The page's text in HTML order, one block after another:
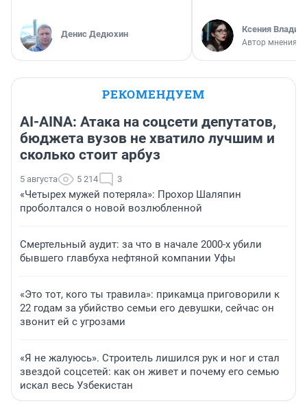
Денис Дедюхин Ксения
Автор мнения
РЕКОМЕНДУЕМ
AI-AINA: Атака на соцсети депутатов,
бюджета вузов не хватило лучшим и
сколько стоит арбуз
5 августа 5 214 3
«Четырех мужей потеряла»: Прохор Шаляпин
проболтался о новой возлюбленной
Смертельный аудит: за что в начале 2000-х убили
бывшего главбуха нефтяной компании Уфы
«Это тот, кого ты травила»: прикамца приговорили к
22 годам за убийство семьи его девушки, сейчас он
звонит ей с угрозами
«Я не жалуюсь». Строитель лишился рук и ног и стал
звездой соцсетей: как он живет и почему его семью
искал весь Узбекистан